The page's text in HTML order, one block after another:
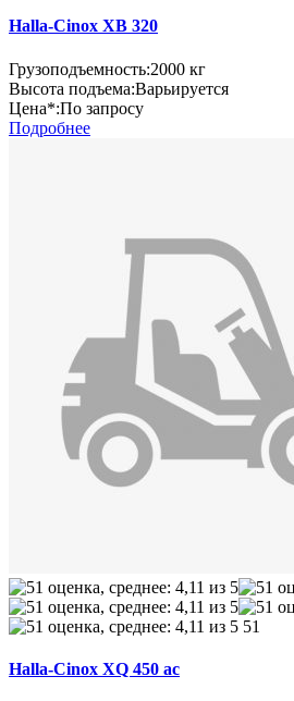
Halla-Cinox XB 320
Грузоподъемность:2000 кг
Высота подъема:Варьируется
Цена*:По запросу
Подробнее
51
Halla-Cinox XQ 450 ac